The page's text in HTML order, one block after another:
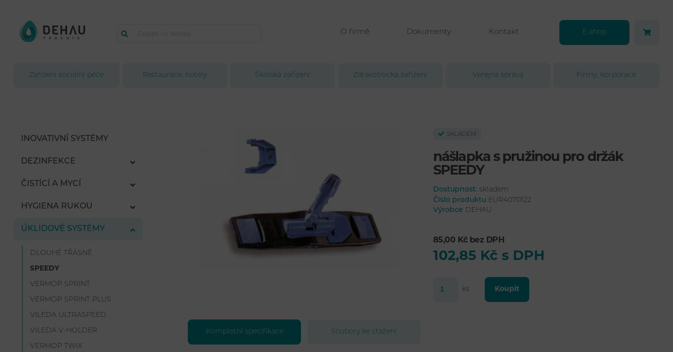
O firmě Dokumenty Kontakt E-shop
Zařízení sociální péče Restaurace, hotely Školská zařízení Zdravotnická zařízení Veřejná správa Firmy, korporace
INOVATIVNÍ SYSTÉMY
DEZINFEKCE
ČISTÍCÍ A MYCÍ
HYGIENA RUKOU
ÚKLIDOVÉ SYSTÉMY
DLOUHÉ TŘÁSNĚ
SPEEDY
VERMOP SPRINT
VERMOP SPRINT PLUS
VILEDA ULTRASPEED
VILEDA V-HOLDER
VERMOP TWIX
SKLADEM
nášlapka s pružinou pro držák
SPEEDY
Dostupnost: skladem
Číslo produktu EUR4070122
Výrobce DEHAU
85,00 Kč bez DPH
102,85 Kč s DPH
ks Koupit
Kompletní specifikace Soubory ke stažení